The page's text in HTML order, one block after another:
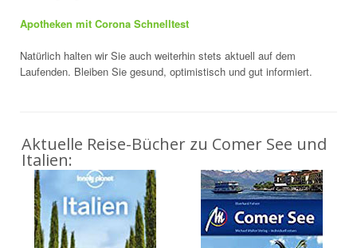
Apotheken mit Corona Schnelltest
Natürlich halten wir Sie auch weiterhin stets aktuell auf dem
Laufenden. Bleiben Sie gesund, optimistisch und gut informiert.
Aktuelle Reise-Bücher zu Comer See und
Italien: